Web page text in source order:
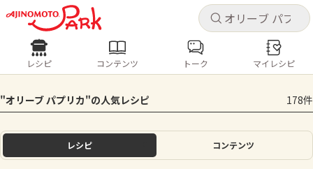
キャ
ログインするとレシピを保存できます
ログイン
ホーム
キャ
レシピ コンテンツ
人気の食材・レシピ
きゅうり なす トマト とうもろこし
ピーマン
レシピ コンテンツ トーク マイレシピ
"オリーブ パプリカ"の人気レシピ 178件
レシピ コンテンツ